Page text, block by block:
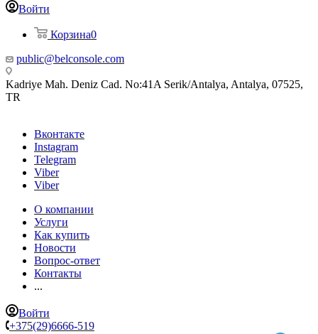
Войти
Корзина0
public@belconsole.com
Kadriye Mah. Deniz Cad. No:41A Serik/Antalya, Antalya, 07525,
TR
Вконтакте
Instagram
Telegram
Viber
Viber
О компании
Услуги
Как купить
Новости
Вопрос-ответ
Контакты
...
Войти
+375(29)6666-519